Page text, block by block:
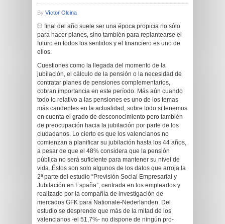
By Víctor Olcina
El final del año suele ser una época propicia no sólo
para hacer planes, sino también para replantearse el
futuro en todos los sentidos y el financiero es uno de
ellos.
Cuestiones como la llegada del momento de la
jubilación, el cálculo de la pensión o la necesidad de
contratar planes de pensiones complementarios,
cobran importancia en este período. Más aún cuando
todo lo relativo a las pensiones es uno de los temas
más candentes en la actualidad, sobre todo si tenemos
en cuenta el grado de desconocimiento pero también
de preocupación hacia la jubilación por parte de los
ciudadanos. Lo cierto es que los valencianos no
comienzan a planificar su jubilación hasta los 44 años,
a pesar de que el 48% considera que la pensión
pública no será suficiente para mantener su nivel de
vida. Éstos son solo algunos de los datos que arroja la
2ª parte del estudio “Previsión Social Empresarial y
Jubilación en España”, centrada en los empleados y
realizado por la compañía de investigación de
mercados GFK para Nationale-Nederlanden. Del
estudio se desprende que más de la mitad de los
valencianos -el 51,7%- no dispone de ningún pro-